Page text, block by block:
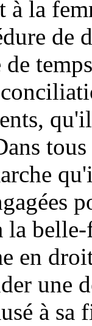
à la
de
de
la
en
une
à sa